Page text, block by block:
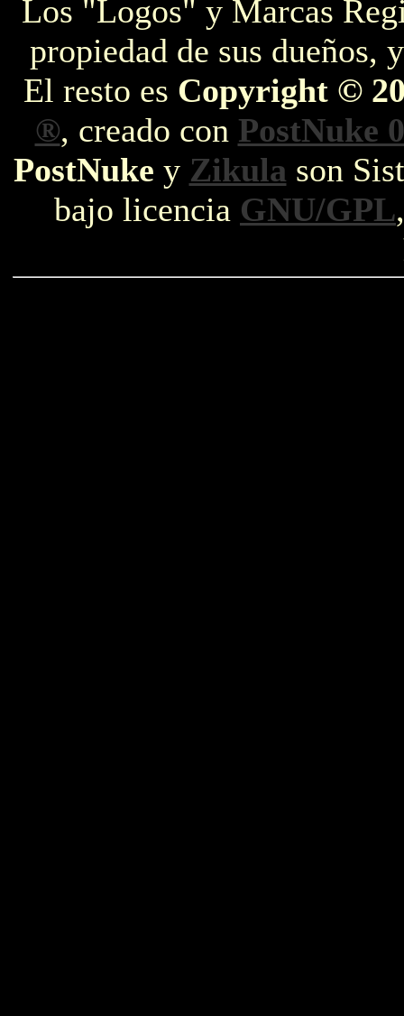
Los "Logos" y Marcas
propiedad de sus dueños,
El resto es Copyright ©
®, creado con PostNuke
PostNuke y Zikula son
bajo licencia GNU/GPL